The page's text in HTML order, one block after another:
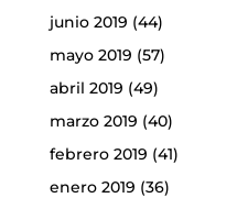
junio 2019 (44)
mayo 2019 (57)
abril 2019 (49)
marzo 2019 (40)
febrero 2019 (41)
enero 2019 (36)